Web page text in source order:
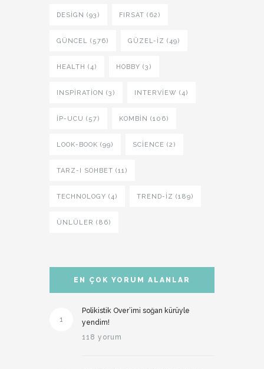
DESIGN (93) FIRSAT (62)
GÜNCEL (576) GÜZEL-IZ (49)
HEALTH (4) HOBBY (3)
INSPIRATION (3) INTERVIEW (4)
İP-UCU (57) KOMBIN (106)
LOOK-BOOK (99) SCIENCE (2)
TARZ-I SOHBET (11)
TECHNOLOGY (4) TREND-IZ (189)
ÜNLÜLER (86)
EN ÇOK YORUM ALANLAR
1
Polikistik Over’imi soğan kürüyle
yendim!
118 yorum